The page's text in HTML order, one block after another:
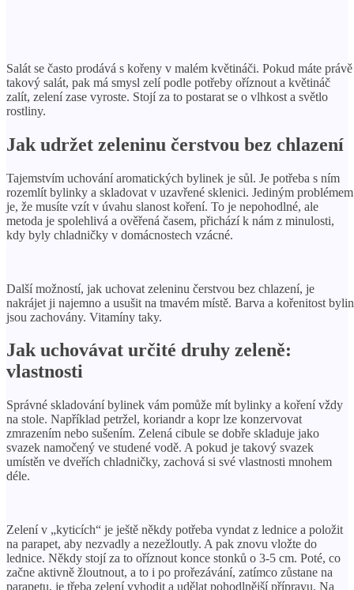
Salát se často prodává s kořeny v malém květináči. Pokud máte právě
takový salát, pak má smysl zelí podle potřeby oříznout a květináč
zalít, zelení zase vyroste. Stojí za to postarat se o vlhkost a světlo
rostliny.
Jak udržet zeleninu čerstvou bez chlazení
Tajemstvím uchování aromatických bylinek je sůl. Je potřeba s ním
rozemlít bylinky a skladovat v uzavřené sklenici. Jediným problémem
je, že musíte vzít v úvahu slanost koření. To je nepohodlné, ale
metoda je spolehlivá a ověřená časem, přichází k nám z minulosti,
kdy byly chladničky v domácnostech vzácné.
Další možností, jak uchovat zeleninu čerstvou bez chlazení, je
nakrájet ji najemno a usušit na tmavém místě. Barva a kořenitost bylin
jsou zachovány. Vitamíny taky.
Jak uchovávat určité druhy zeleně:
vlastnosti
Správné skladování bylinek vám pomůže mít bylinky a koření vždy
na stole. Například petržel, koriandr a kopr lze konzervovat
zmrazením nebo sušením. Zelená cibule se dobře skladuje jako
svazek namočený ve studené vodě. A pokud je takový svazek
umístěn ve dveřích chladničky, zachová si své vlastnosti mnohem
déle.
Zelení v „kyticích“ je ještě někdy potřeba vyndat z lednice a položit
na parapet, aby nezvadly a nezežloutly. A pak znovu vložte do
lednice. Někdy stojí za to oříznout konce stonků o 3-5 cm. Poté, co
začne aktivně žloutnout, a to i po prořezávání, zatímco zůstane na
parapetu, je třeba zelení vyhodit a udělat pohodlnější přípravu. Na